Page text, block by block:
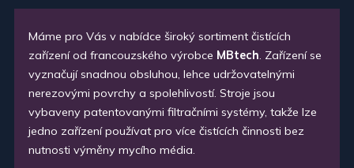
Máme pro Vás v nabídce široký sortiment čistících
zařízení od francouzského výrobce MBtech. Zařízení se
vyznačují snadnou obsluhou, lehce udržovatelnými
nerezovými povrchy a spolehlivostí. Stroje jsou
vybaveny patentovanými filtračními systémy, takže lze
jedno zařízení používat pro více čistících činnosti bez
nutnosti výměny mycího média.